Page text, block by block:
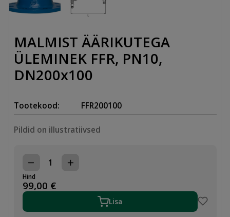
MALMIST ÄÄRIKUTEGA
ÜLEMINEK FFR, PN10,
DN200x100
Tootekood: FFR200100
Pildid on illustratiivsed
MALMIST
ÄÄRIKUTEGA
ÜLEMINEK
FFR,
DN200x100
Hind
99,00 €
Lisa